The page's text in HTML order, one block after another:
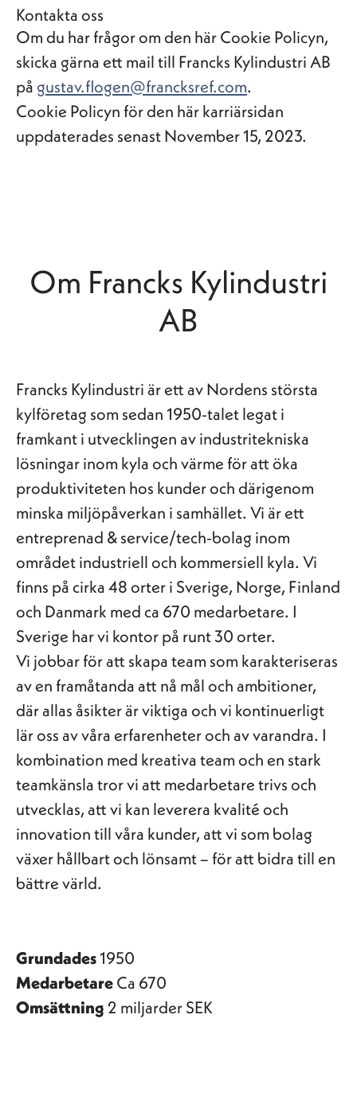
Kontakta oss
Om du har frågor om den här Cookie Policyn,
skicka gärna ett mail till Francks Kylindustri AB
pågustav.flogen@francksref.com.
Cookie Policyn för den här karriärsidan
uppdaterades senast November 15, 2023.
Om Francks Kylindustri
AB
Francks Kylindustri är ett av Nordens största
kylföretag som sedan 1950-talet legat i
framkant i utvecklingen av industritekniska
lösningar inom kyla och värme för att öka
produktiviteten hos kunder och därigenom
minska miljöpåverkan i samhället. Vi är ett
entreprenad & service/tech-bolag inom
området industriell och kommersiell kyla. Vi
finns på cirka 48 orter i Sverige, Norge, Finland
och Danmark med ca 670 medarbetare. I
Sverige har vi kontor på runt 30 orter.
Vi jobbar för att skapa team som karakteriseras
av en framåtanda att nå mål och ambitioner,
där allas åsikter är viktiga och vi kontinuerligt
lär oss av våra erfarenheter och av varandra. I
kombination med kreativa team och en stark
teamkänsla tror vi att medarbetare trivs och
utvecklas, att vi kan leverera kvalité och
innovation till våra kunder, att vi som bolag
växer hållbart och lönsamt – för att bidra till en
bättre värld.
Grundades1950
MedarbetareCa 670
Omsättning 2 miljarder SEK